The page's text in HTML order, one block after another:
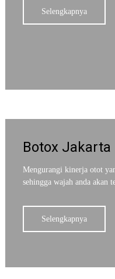
Selengkapnya
Botox Jakarta
Mengurangi kinerja otot
sehingga wajah anda akan
Selengkapnya